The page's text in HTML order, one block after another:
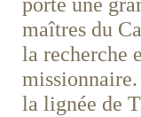
maîtres du
la recherche
la lignée de